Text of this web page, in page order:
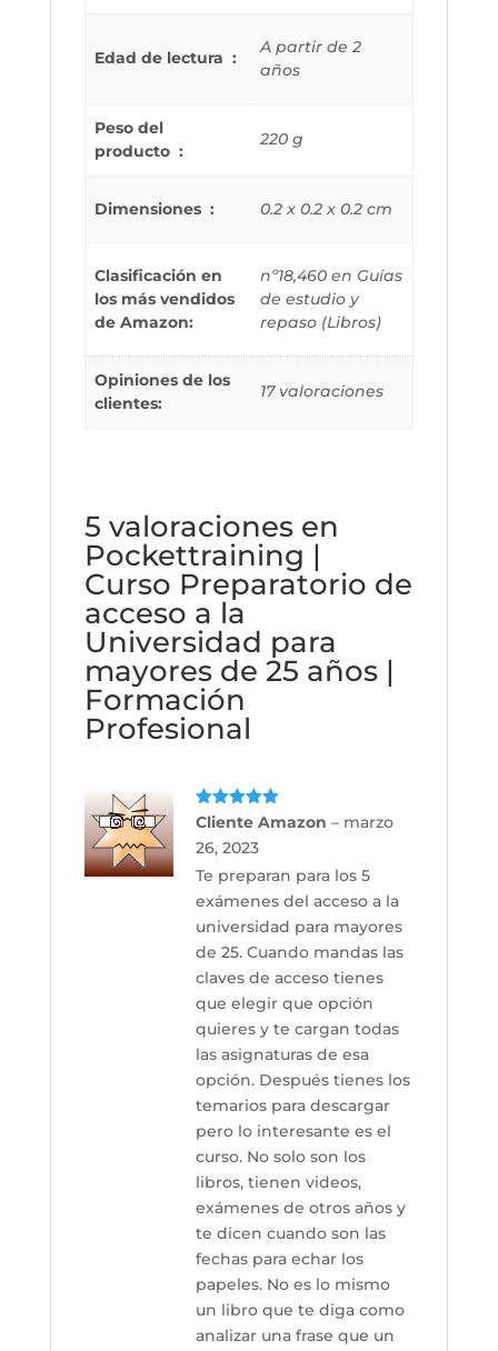
Edad de lectura ‏ : ‎
A partir de 2
años
Peso del
producto ‏ : ‎
220 g
Dimensiones ‏ : ‎ 0.2 x 0.2 x 0.2 cm
Clasificación en
los más vendidos
de Amazon:
nº18,460 en Guías
de estudio y
repaso (Libros)
Opiniones de los
clientes:
17 valoraciones
5 valoraciones en
Pockettraining |
Curso Preparatorio de
acceso a la
Universidad para
mayores de 25 años |
Formación
Profesional
Valorado
Cliente Amazon – marzo
26, 2023
Te preparan para los 5
exámenes del acceso a la
universidad para mayores
de 25. Cuando mandas las
claves de acceso tienes
que elegir que opción
quieres y te cargan todas
las asignaturas de esa
opción. Después tienes los
temarios para descargar
pero lo interesante es el
curso. No solo son los
libros, tienen videos,
exámenes de otros años y
te dicen cuando son las
fechas para echar los
papeles. No es lo mismo
un libro que te diga como
analizar una frase que un